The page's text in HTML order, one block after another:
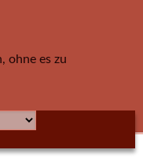
ohne es zu